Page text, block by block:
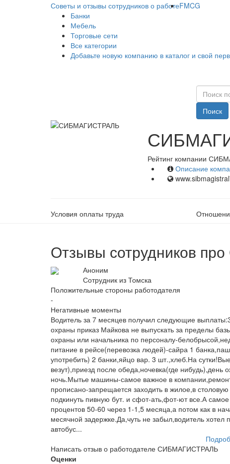
Советы и отзывы сотрудников о работеFMCG
Банки
Мебель
Торговые сети
Все категории
Добавьте новую компанию в каталог и свой
Поиск
Рейтинг компании
Описание
Условия оплаты труда
Отзывы сотрудников
Аноним
Сотрудник из Томска
Положительные стороны работодателя
-
Негативные моменты
Водитель за 7 месяцев получил следующие
охраны приказ Майкова не выпускать за пределы
охраны или начальника по персоналу-
питание в рейсе(перевозка людей)-сайра 1
употребить) 2 банки,яйцо вар. 3 шт.,хлеб.На
везут),приезд после обеда,ночевка(где
ночь.Мытье машины-самое важное в
прописано-запрещается заходить в жилое,в
подкинуть пивную бут. и сфот-ать,фот-ют все.А
процентов 50-60 через 1-1,5 месяца,а потом как в
месячной задержке.Да,чуть не забыл,водитель хотел
автобус...
Написать отзыв о работодателе СИБМАГИСТРАЛЬ
Оценки